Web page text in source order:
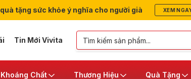
tặng sức khỏe ý nghĩa cho người già XEM
Tin Mới Vivita
Chất Thương Hiệu Quà Tặng